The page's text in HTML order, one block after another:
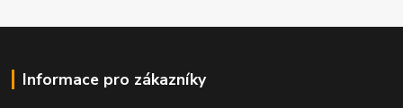
Informace pro zákazníky